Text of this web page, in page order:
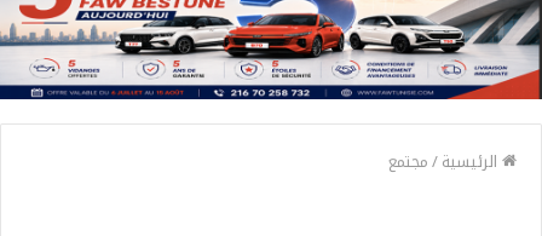
الرئيسية/مجتمع